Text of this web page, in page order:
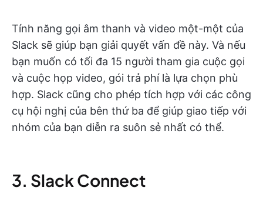
Tính năng gọi âm thanh và video một-một của
Slack sẽ giúp bạn giải quyết vấn đề này. Và nếu
bạn muốn có tối đa 15 người tham gia cuộc gọi
và cuộc họp video, gói trả phí là lựa chọn phù
hợp. Slack cũng cho phép tích hợp với các công
cụ hội nghị của bên thứ ba để giúp giao tiếp với
nhóm của bạn diễn ra suôn sẻ nhất có thể.
3. Slack Connect